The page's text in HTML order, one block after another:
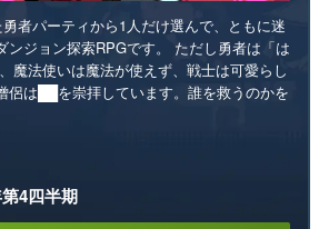
勇者パーティから1人だけ選んで、ともに迷
ンジョン探索RPGです。 ただし勇者は「は
魔法使いは魔法が使えず、戦士は可愛らし
侶は██を崇拝しています。誰を救うのかを
4四半期